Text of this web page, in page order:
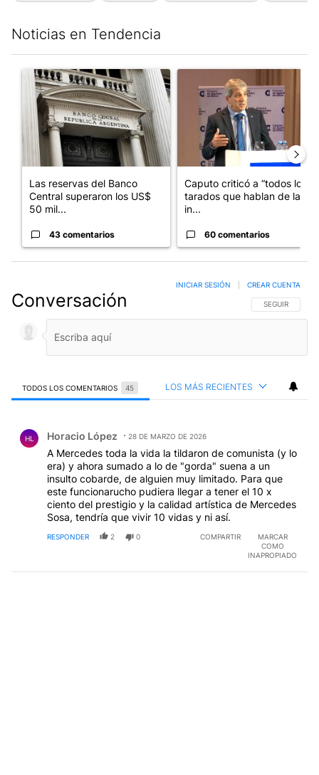
Noticias en Tendencia
Un artículo de tendencia con el título "Las reservas del Banco
Las reservas del Banco
Central superaron los US$
50 mil...
43 comentarios
Caputo criticó a “todos los
tarados que hablan de la
in...
60 comentarios
Conversación SIGA ESTA
SEGUIR
INICIAR SESIÓN CREAR CUENTA
TODOS LOS COMENTARIOS 45 LOS MÁS RECIENTES
HL Horacio López 28 DE MARZO DE 2026
A Mercedes toda la vida la tildaron de comunista (y lo
era) y ahora sumado a lo de "gorda" suena a un
insulto cobarde, de alguien muy limitado. Para que
este funcionarucho pudiera llegar a tener el 10 x
ciento del prestigio y la calidad artística de Mercedes
Sosa, tendría que vivir 10 vidas y ni así.
RESPONDER 2 0 COMPARTIR
MARCAR
COMO
INAPROPIADO